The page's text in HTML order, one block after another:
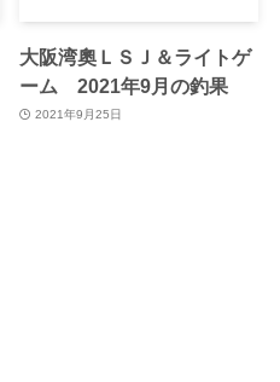
大阪湾奧ＬＳＪ＆ライトゲ
ーム 2021年9月の釣果
2021年9月25日